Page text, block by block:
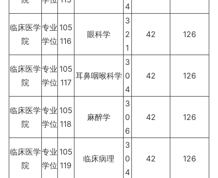
4
临床医学
院
专业
学位
105
116
眼科学
3
2
1
42 126
临床医学
院
专业
学位
105
117
耳鼻咽喉科学
3
0
4
42 126
临床医学
院
专业
学位
105
118
麻醉学
3
0
6
42 126
临床医学
院
专业
学位
105
119
临床病理
3
0
4
42 126